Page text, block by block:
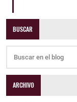
BUSCAR
ARCHIVO